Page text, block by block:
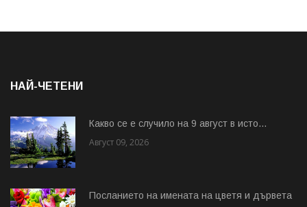
НАЙ-ЧЕТЕНИ
Какво се е случило на 9 август в исто...
Август 09, 2026
Посланието на имената на цветя и дървета